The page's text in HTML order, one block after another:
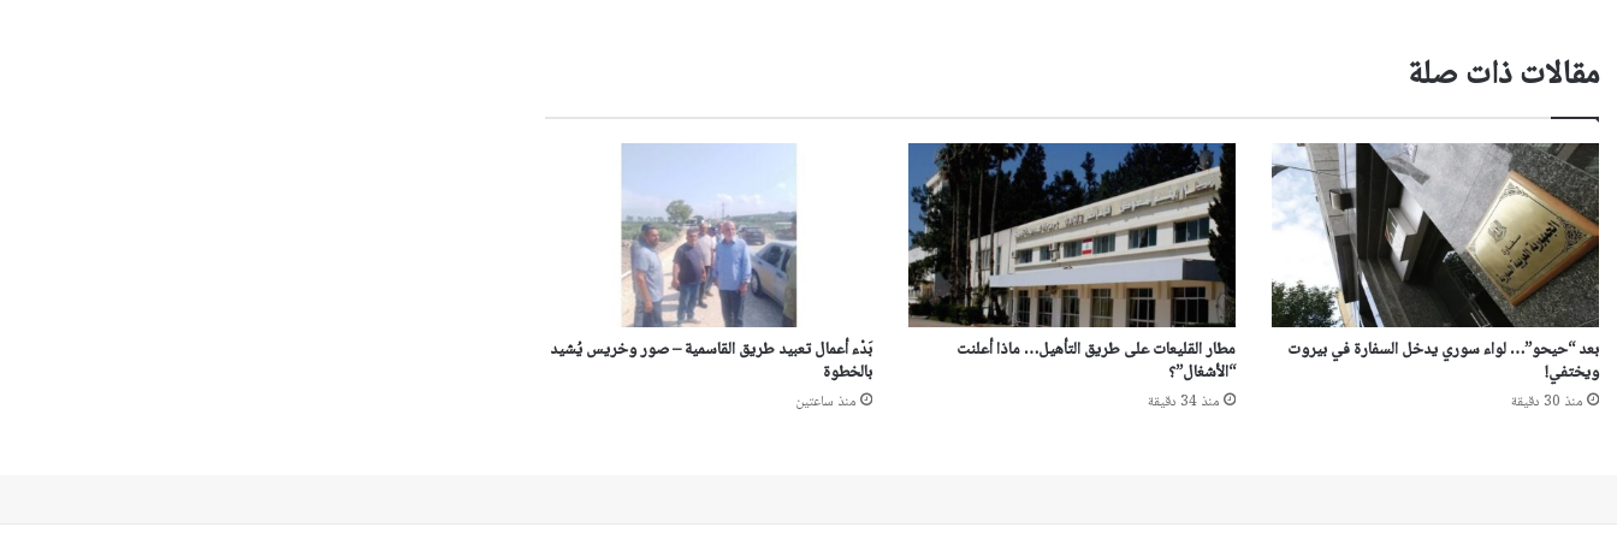
مقالات ذات صلة
بعد “حيحو”… لواء سوري يدخل السفارة في بيروت
ويختفي!
منذ 30 دقيقة
مطار القليعات على طريق التأهيل… ماذا أعلنت
“الأشغال”؟
منذ 34 دقيقة
بَدْء أعمال تعبيد طريق القاسمية – صور وخريس يُشيد
بالخطوة
منذ ساعتين